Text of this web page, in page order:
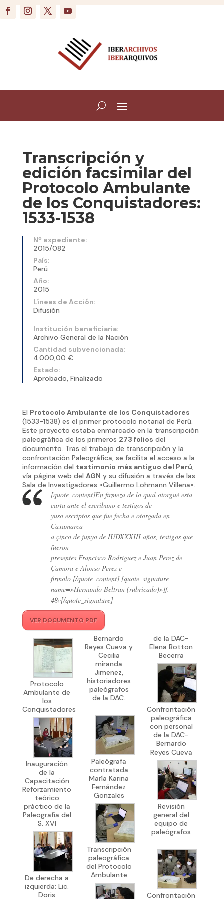
Transcripción y
edición facsimilar del
Protocolo Ambulante
de los Conquistadores:
1533-1538
Nº expediente:
2015/082
País:
Perú
Año:
2015
Líneas de Acción:
Difusión
Institución beneficiaria:
Archivo General de la Nación
Cantidad subvencionada:
4.000,00 €
Estado:
Aprobado, Finalizado
El Protocolo Ambulante de los Conquistadores
(1533-1538) es el primer protocolo notarial de Perú.
Este proyecto estaba enmarcado en la transcripción
paleográfica de los primeros 273 folios del
documento. Tras el trabajo de transcripción y la
confrontación Paleográfica, se facilita el acceso a la
información del testimonio más antiguo del Perú,
vía página web del AGN y su difusión a través de las
Sala de Investigadores «Guillermo Lohmann Villena».
[quote_content]En firmeza de lo qual otorgué esta
carta ante el escribano e testigos de
yuso escriptos que fue fecha e otorgada en
Caxamarca
a çinco de junyo de IUDXXXIII años, testigos que
fueron
presentes Francisco Rodriguez e Juan Perez de
Çamora e Alonso Perez e
firmolo [/quote_content] [quote_signature
name=»Hernando Beltran (rubricado)»]f.
48v[/quote_signature]
VER DOCUMENTO PDF
Protocolo
Ambulante de
los
Conquistadores
Inauguración
de la
Capacitación
Reforzamiento
teórico
práctico de la
Paleografía del
S. XVI
De derecha a
izquierda: Lic.
Doris
Bernardo
Reyes Cueva y
Cecilia
miranda
Jimenez,
historiadores
paleógrafos
de la DAC.
Paleógrafa
contratada
María Karina
Fernández
Gonzales
Transcripción
paleográfica
del Protocolo
Ambulante
de la DAC-
Elena Botton
Becerra
Confrontación
paleográfica
con personal
de la DAC-
Bernardo
Reyes Cueva
Revisión
general del
equipo de
paleógrafos
Confrontación